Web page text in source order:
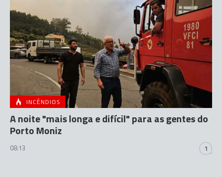
INCÊNDIOS
A noite "mais longa e difícil" para as gentes do
Porto Moniz
08:13 1